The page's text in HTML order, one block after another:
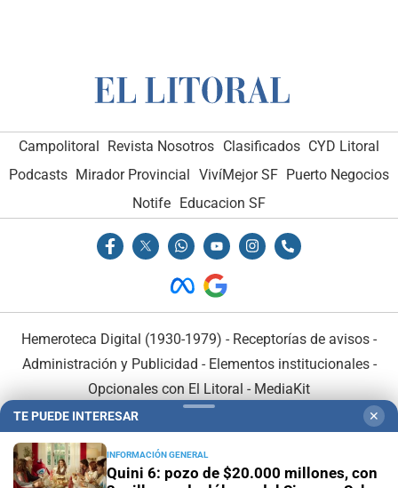
Campolitoral Revista Nosotros Clasificados CYD Litoral
Podcasts Mirador Provincial VivíMejor SF Puerto Negocios
Notife Educacion SF
Hemeroteca Digital (1930-1979) - Receptorías de avisos -
Administración y Publicidad - Elementos institucionales-
Opcionales con El Litoral - MediaKit
TE PUEDE INTERESAR ✕
INFORMACIÓN GENERAL
Quini 6: pozo de $20.000 millones, con